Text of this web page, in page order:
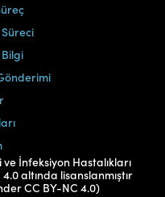
Süreci
İnfeksiyon Hastalıkları
altında lisanslanmıştır
CC BY-NC 4.0)